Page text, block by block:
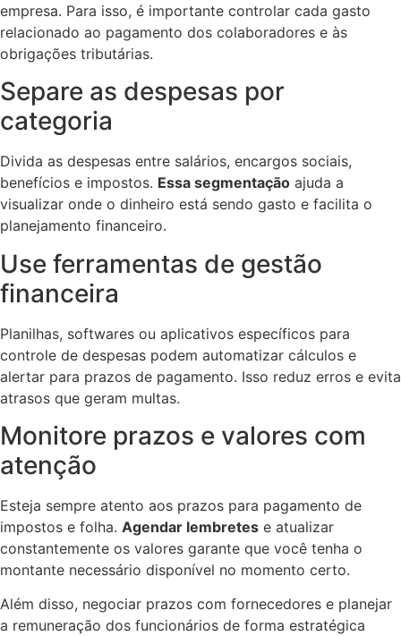
empresa. Para isso, é importante controlar cada gasto
relacionado ao pagamento dos colaboradores e às
obrigações tributárias.
Separe as despesas por
categoria
Divida as despesas entre salários, encargos sociais,
benefícios e impostos. Essa segmentação ajuda a
visualizar onde o dinheiro está sendo gasto e facilita o
planejamento financeiro.
Use ferramentas de gestão
financeira
Planilhas, softwares ou aplicativos específicos para
controle de despesas podem automatizar cálculos e
alertar para prazos de pagamento. Isso reduz erros e evita
atrasos que geram multas.
Monitore prazos e valores com
atenção
Esteja sempre atento aos prazos para pagamento de
impostos e folha. Agendar lembretes e atualizar
constantemente os valores garante que você tenha o
montante necessário disponível no momento certo.
Além disso, negociar prazos com fornecedores e planejar
a remuneração dos funcionários de forma estratégica